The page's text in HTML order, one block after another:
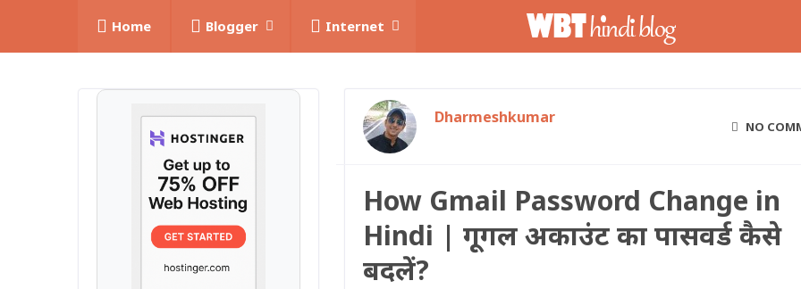
Home Blogger Internet
Dharmeshkumar NO
How Gmail Password Change in
Hindi | गूगल अकाउंट का पासवर्ड कैसे
बदलें?